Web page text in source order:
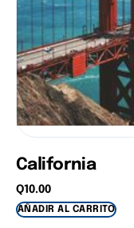
California
Q10.00
AÑADIR AL CARRITO